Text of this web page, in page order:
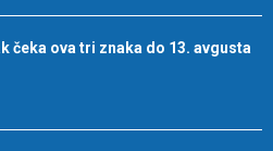
čeka ova tri znaka do 13. avgusta